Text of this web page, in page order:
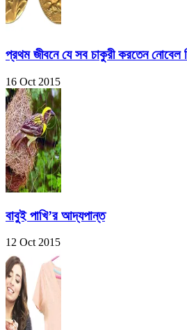
প্রথম জীবনে যে সব চাকুরী করতেন নোবেল
16 Oct 2015
বাবুই পাখি’র আদ্যপান্ত
12 Oct 2015